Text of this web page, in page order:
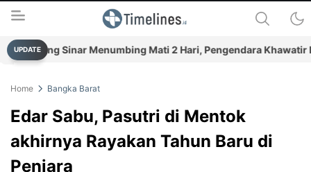
Timelines.id
Media Literasi, Sejarah & Budaya
UPDATE Sinar Menumbing Mati 2 Hari, Pengendara Khawatir
Home Bangka Barat
Edar Sabu, Pasutri di Mentok
akhirnya Rayakan Tahun Baru di
Penjara